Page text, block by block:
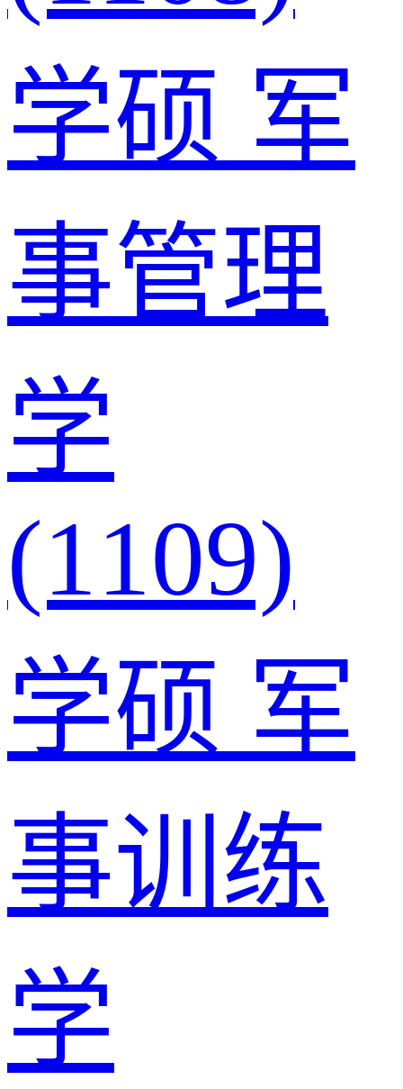
学硕 军
事管理
学
(1109)
学硕 军
事训练
学